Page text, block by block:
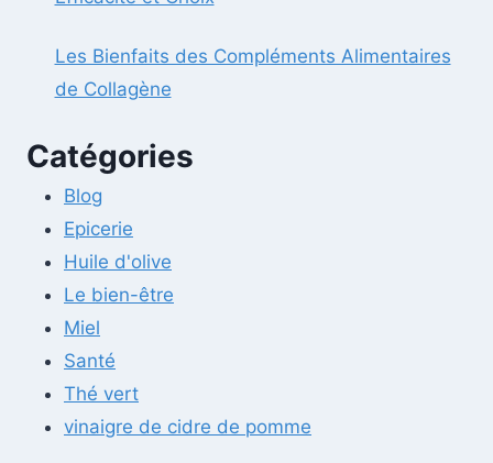
Les Bienfaits des Compléments Alimentaires
de Collagène
Catégories
Blog
Epicerie
Huile d'olive
Le bien-être
Miel
Santé
Thé vert
vinaigre de cidre de pomme